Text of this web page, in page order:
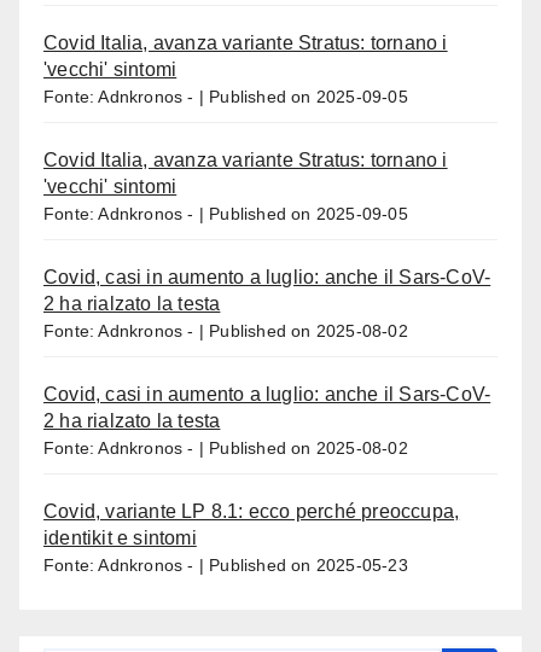
Covid Italia, avanza variante Stratus: tornano i
'vecchi' sintomi
Fonte: Adnkronos - Published on 2025-09-05
Covid Italia, avanza variante Stratus: tornano i
'vecchi' sintomi
Fonte: Adnkronos - Published on 2025-09-05
Covid, casi in aumento a luglio: anche il Sars-CoV-
2 ha rialzato la testa
Fonte: Adnkronos - Published on 2025-08-02
Covid, casi in aumento a luglio: anche il Sars-CoV-
2 ha rialzato la testa
Fonte: Adnkronos - Published on 2025-08-02
Covid, variante LP 8.1: ecco perché preoccupa,
identikit e sintomi
Fonte: Adnkronos - Published on 2025-05-23